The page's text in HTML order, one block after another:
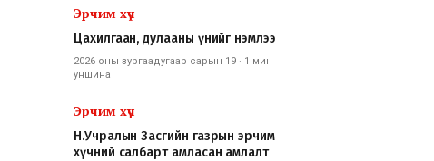
Эрчим хүч
Цахилгаан, дулааны үнийг нэмлээ
2026 оны зургаадугаар сарын 19 · 1 мин
уншина
Эрчим хүч
Н.Учралын Засгийн газрын эрчим
хүчний салбарт амласан амлалт